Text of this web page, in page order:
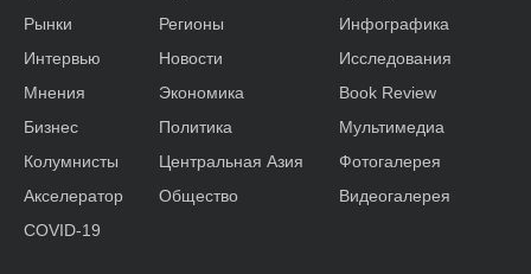
Рынки
Интервью
Мнения
Бизнес
Колумнисты
Акселератор
Регионы
Новости
Экономика
Политика
Центральная Азия
Общество
Инфографика
Исследования
Book Review
Мультимедиа
Фотогалерея
Видеогалерея
COVID-19